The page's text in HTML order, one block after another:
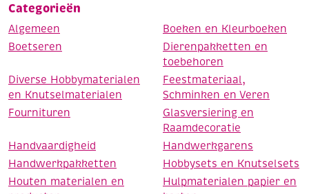
Categorieën
Algemeen
Boeken en Kleurboeken
Boetseren
Dierenpakketten en
toebehoren
Diverse Hobbymaterialen
en Knutselmaterialen
Feestmateriaal,
Schminken en Veren
Fournituren
Glasversiering en
Raamdecoratie
Handvaardigheid
Handwerkgarens
Handwerkpakketten
Hobbysets en Knutselsets
Houten materialen en
Hulpmaterialen papier en